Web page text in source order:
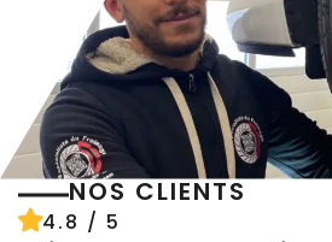
NOS CLIENTS
4.8 / 5